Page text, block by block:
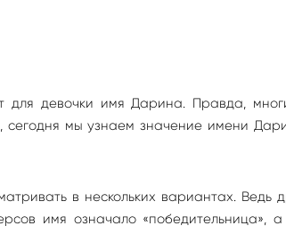
для девочки имя Дарина. Правда,
сегодня мы узнаем значение имени
в нескольких вариантах. Ведь
имя означало «победительница»,